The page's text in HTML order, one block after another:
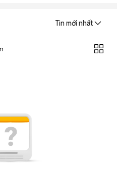
trực tiếp giúp bạn có thời
Tin mới nhất